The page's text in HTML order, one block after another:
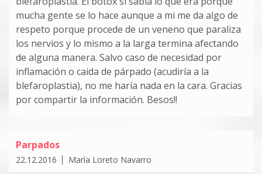
mucha gente se lo hace aunque a mi me da algo de
respeto porque procede de un veneno que paraliza
los nervios y lo mismo a la larga termina afectando
de alguna manera. Salvo caso de necesidad por
inflamación o caida de párpado (acudiría a la
blefaroplastia), no me haría nada en la cara. Gracias
por compartir la información. Besos!!
Parpados
22.12.2016 María Loreto Navarro